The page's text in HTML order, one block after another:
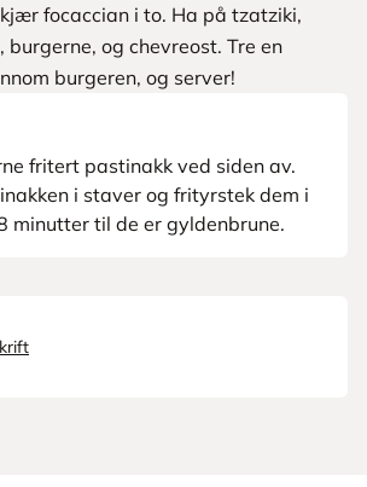
focaccian i to. Ha på tzatziki,
burgerne, og chevreost. Tre en
burgeren, og server!
fritert pastinakk ved siden av.
i staver og frityrstek dem i
minutter til de er gyldenbrune.